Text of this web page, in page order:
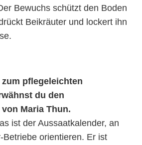
Bewuchs schützt den Boden
Beikräuter und lockert ihn
pflegeleichten
du den
Maria Thun.
ist der Aussaatkalender, an
Betriebe orientieren. Er ist